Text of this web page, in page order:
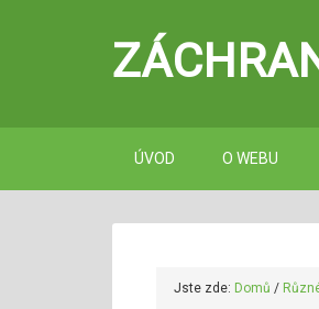
ÚVOD O WEBU
Jste zde: Domů /